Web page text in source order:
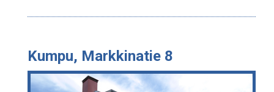
Kumpu, Markkinatie 8